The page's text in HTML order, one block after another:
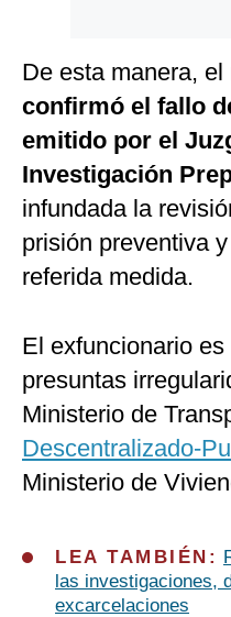
De esta manera,
confirmó el fallo
emitido por el
Investigación
infundada la
prisión preventiva
referida medida.
El exfuncionario
presuntas
Ministerio de
Descentralizado-
Ministerio de
LEA TAMBIÉN:
las investigaciones,
excarcelaciones